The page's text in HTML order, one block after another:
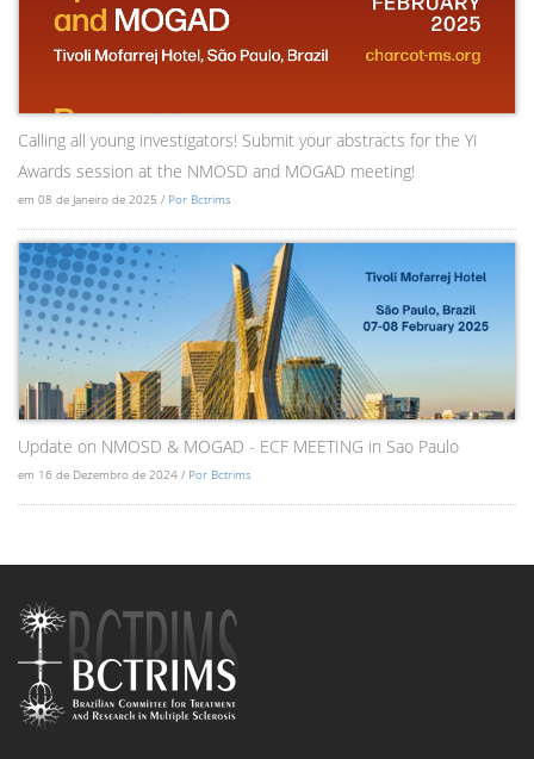
Calling all young investigators! Submit your abstracts for the YI
Awards session at the NMOSD and MOGAD meeting!
em 08 de Janeiro de 2025 / Por Bctrims
Update on NMOSD & MOGAD - ECF MEETING in Sao Paulo
em 16 de Dezembro de 2024 / Por Bctrims